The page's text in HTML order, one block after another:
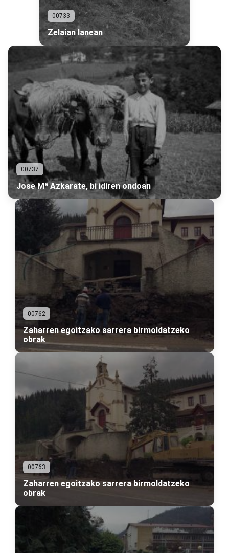
00733
Zelaian lanean
00737
Jose Mª Azkarate, bi idiren ondoan
00762
Zaharren egoitzako sarrera birmoldatzeko
obrak
00763
Zaharren egoitzako sarrera birmoldatzeko
obrak